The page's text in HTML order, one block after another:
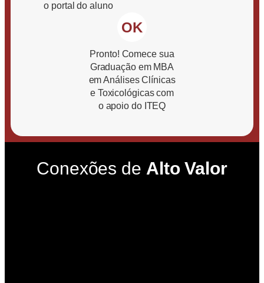
o portal do aluno
OK
Pronto! Comece sua
Graduação em MBA
em Análises Clínicas
e Toxicológicas com
o apoio do ITEQ
Conexões de Alto Valor